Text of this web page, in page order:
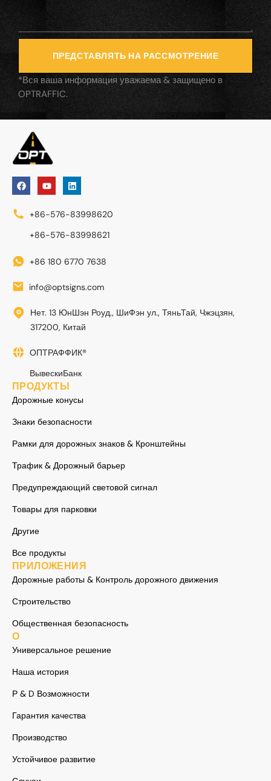
ПРЕДСТАВЛЯТЬ НА РАССМОТРЕНИЕ
*Вся ваша информация уважаема & защищено в
OPTRAFFIC.
+86-576-83998620
+86-576-83998621
+86 180 6770 7638
info@optsigns.com
Нет. 13 ЮнШэн Роуд., ШиФэн ул., ТяньТай, Чжэцзян,
317200, Китай
ОПТРАФФИК®
ВывескиБанк
ПРОДУКТЫ
Дорожные конусы
Знаки безопасности
Рамки для дорожных знаков & Кронштейны
Трафик & Дорожный барьер
Предупреждающий световой сигнал
Товары для парковки
Другие
Все продукты
ПРИЛОЖЕНИЯ
Дорожные работы & Контроль дорожного движения
Строительство
Общественная безопасность
О
Универсальное решение
Наша история
Р & D Возможности
Гарантия качества
Производство
Устойчивое развитие